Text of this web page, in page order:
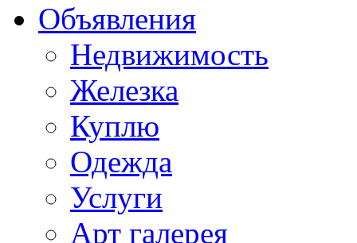
Объявления
Недвижимость
Железка
Куплю
Одежда
Услуги
Арт галерея